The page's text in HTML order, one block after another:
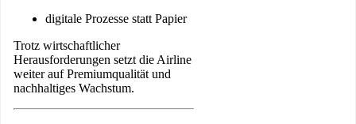
digitale Prozesse statt Papier
Trotz wirtschaftlicher
Herausforderungen setzt die Airline
weiter auf Premiumqualität und
nachhaltiges Wachstum.